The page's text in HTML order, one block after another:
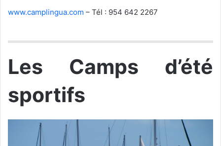
www.camplingua.com – Tél : 954 642 2267
Les Camps d’été
sportifs